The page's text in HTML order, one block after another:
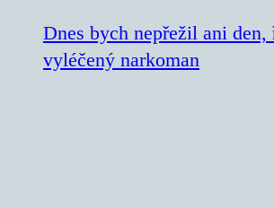
Dnes bych nepřežil ani den,
vyléčený narkoman